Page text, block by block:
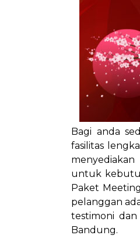
Bagi anda
fasilitas
untuk
Paket
pelanggan
testimoni
Bandung.